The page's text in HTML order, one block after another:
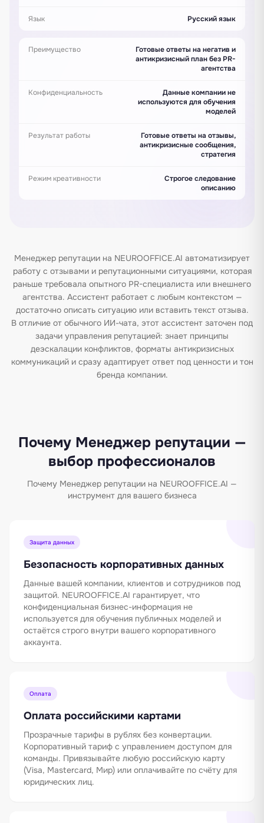
Язык Русский язык
Преимущество
Готовые ответы на негатив и
антикризисный план без PR-
агентства
Конфиденциальность
Данные компании не
используются для обучения
моделей
Результат работы
Готовые ответы на отзывы,
антикризисные сообщения,
стратегия
Режим креативности
Строгое следование
описанию
Менеджер репутации на NEUROOFFICE.AI автоматизирует
работу с отзывами и репутационными ситуациями, которая
раньше требовала опытного PR-специалиста или внешнего
агентства. Ассистент работает с любым контекстом —
достаточно описать ситуацию или вставить текст отзыва.
В отличие от обычного ИИ-чата, этот ассистент заточен под
задачи управления репутацией: знает принципы
деэскалации конфликтов, форматы антикризисных
коммуникаций и сразу адаптирует ответ под ценности и тон
бренда компании.
Почему Менеджер репутации —
выбор профессионалов
Почему Менеджер репутации на NEUROOFFICE.AI —
инструмент для вашего бизнеса
Защита данных
Безопасность корпоративных данных
Данные вашей компании, клиентов и сотрудников под
защитой. NEUROOFFICE.AI гарантирует, что
конфиденциальная бизнес-информация не
используется для обучения публичных моделей и
остаётся строго внутри вашего корпоративного
аккаунта.
Оплата
Оплата российскими картами
Прозрачные тарифы в рублях без конвертации.
Корпоративный тариф с управлением доступом для
команды. Привязывайте любую российскую карту
(Visa, Mastercard, Мир) или оплачивайте по счёту для
юридических лиц.